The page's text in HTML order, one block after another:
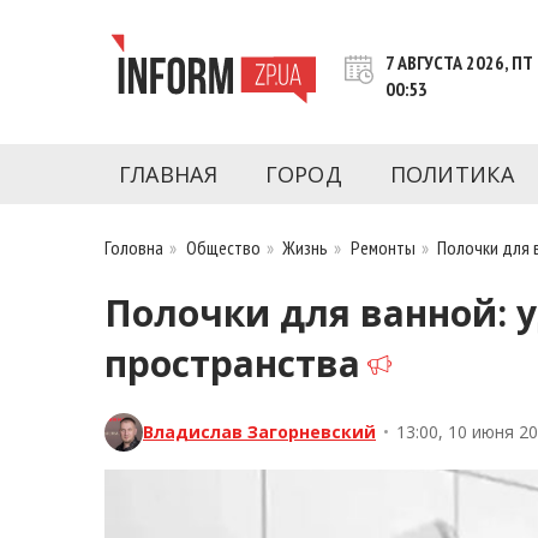
INFORM.ZP.UA – это информационный
последние новости Запорожья и
7 АВГУСТА 2026, ПТ
00:53
ГЛАВНАЯ ГОРОД ПОЛИТИКА
Головна » Общество »Жизнь » Ремонты »Полочки для
Полочки для ванной:
пространства
Владислав Загорневский • 13:00, 10 июня